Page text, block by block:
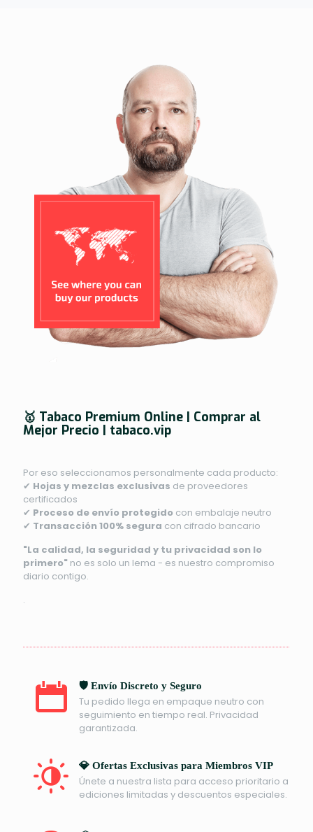
🥇 Tabaco Premium Online | Comprar al
Mejor Precio | tabaco.vip
Por eso seleccionamos personalmente cada producto:
✔ Hojas y mezclas exclusivas de proveedores
certificados
✔ Proceso de envío protegido con embalaje neutro
✔ Transacción 100% segura con cifrado bancario
"La calidad, la seguridad y tu privacidad son lo
primero" no es solo un lema - es nuestro compromiso
diario contigo.
.
🛡️ Envío Discreto y Seguro
Tu pedido llega en empaque neutro con
seguimiento en tiempo real. Privacidad
garantizada.
💎 Ofertas Exclusivas para Miembros VIP
Únete a nuestra lista para acceso prioritario a
ediciones limitadas y descuentos especiales.